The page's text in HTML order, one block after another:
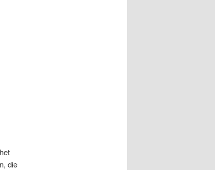
die